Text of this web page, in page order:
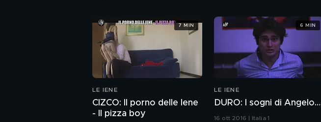
LE IENE
CIZCO: Il porno delle Iene
- Il pizza boy
7 MIN
LE IENE
DURO: I sogni di Angelo…
16 ott 2016 | Italia 1
6 MIN